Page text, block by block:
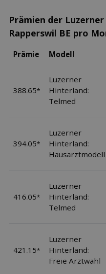
Prämien der
Rapperswil BE pro
Prämie Modell
388.65*
Luzerner
Hinterland:
Telmed
394.05*
Luzerner
Hinterland:
Hausarztmodell
416.05*
Luzerner
Hinterland:
Telmed
421.15*
Luzerner
Hinterland:
Freie Arztwahl